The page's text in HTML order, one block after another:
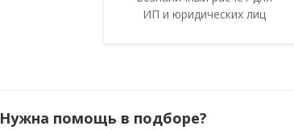
ИП и юридических лиц
Нужна помощь в подборе?